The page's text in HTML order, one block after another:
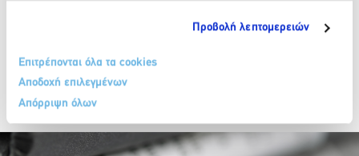
Προβολή λεπτομερειών
Επιτρέπονται όλα τα cookies
Αποδοχή επιλεγμένων
Απόρριψη όλων